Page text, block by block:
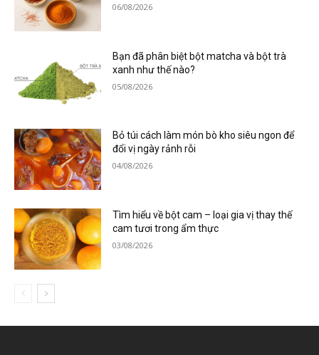
06/08/2026
Bạn đã phân biệt bột matcha và bột trà
xanh như thế nào?
05/08/2026
Bỏ túi cách làm món bò kho siêu ngon để
đổi vị ngày rảnh rỗi
04/08/2026
Tìm hiểu về bột cam – loại gia vị thay thế
cam tươi trong ẩm thực
03/08/2026